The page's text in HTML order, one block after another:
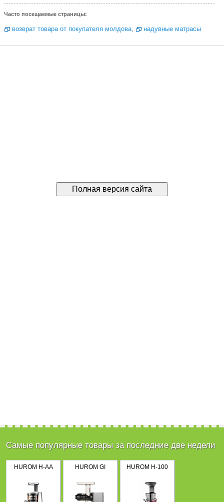
Часто посещаемые страницы:
возврат товара от покупателя молдова, надувные матрасы
Самые популярные товары за последние две недели
HUROM H-AA HUROM GI HUROM H-100